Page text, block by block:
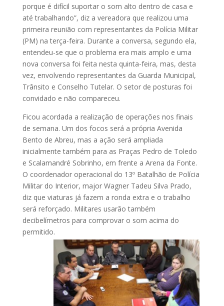
porque é difícil suportar o som alto dentro de casa e
até trabalhando”, diz a vereadora que realizou uma
primeira reunião com representantes da Polícia Militar
(PM) na terça-feira. Durante a conversa, segundo ela,
entendeu-se que o problema era mais amplo e uma
nova conversa foi feita nesta quinta-feira, mas, desta
vez, envolvendo representantes da Guarda Municipal,
Trânsito e Conselho Tutelar. O setor de posturas foi
convidado e não compareceu.
Ficou acordada a realização de operações nos finais
de semana. Um dos focos será a própria Avenida
Bento de Abreu, mas a ação será ampliada
inicialmente também para as Praças Pedro de Toledo
e Scalamandré Sobrinho, em frente a Arena da Fonte.
O coordenador operacional do 13º Batalhão de Polícia
Militar do Interior, major Wagner Tadeu Silva Prado,
diz que viaturas já fazem a ronda extra e o trabalho
será reforçado. Militares usarão também
decibelímetros para comprovar o som acima do
permitido.